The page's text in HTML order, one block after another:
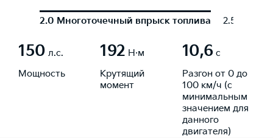
2.0 Многоточечный впрыск топлива 2.5 GDI
150 л.с.
Мощность
192 Н·м
Крутящий
момент
10,6с
Разгон от 0 до
100 км/ч (с
минимальным
значением для
данного
двигателя)